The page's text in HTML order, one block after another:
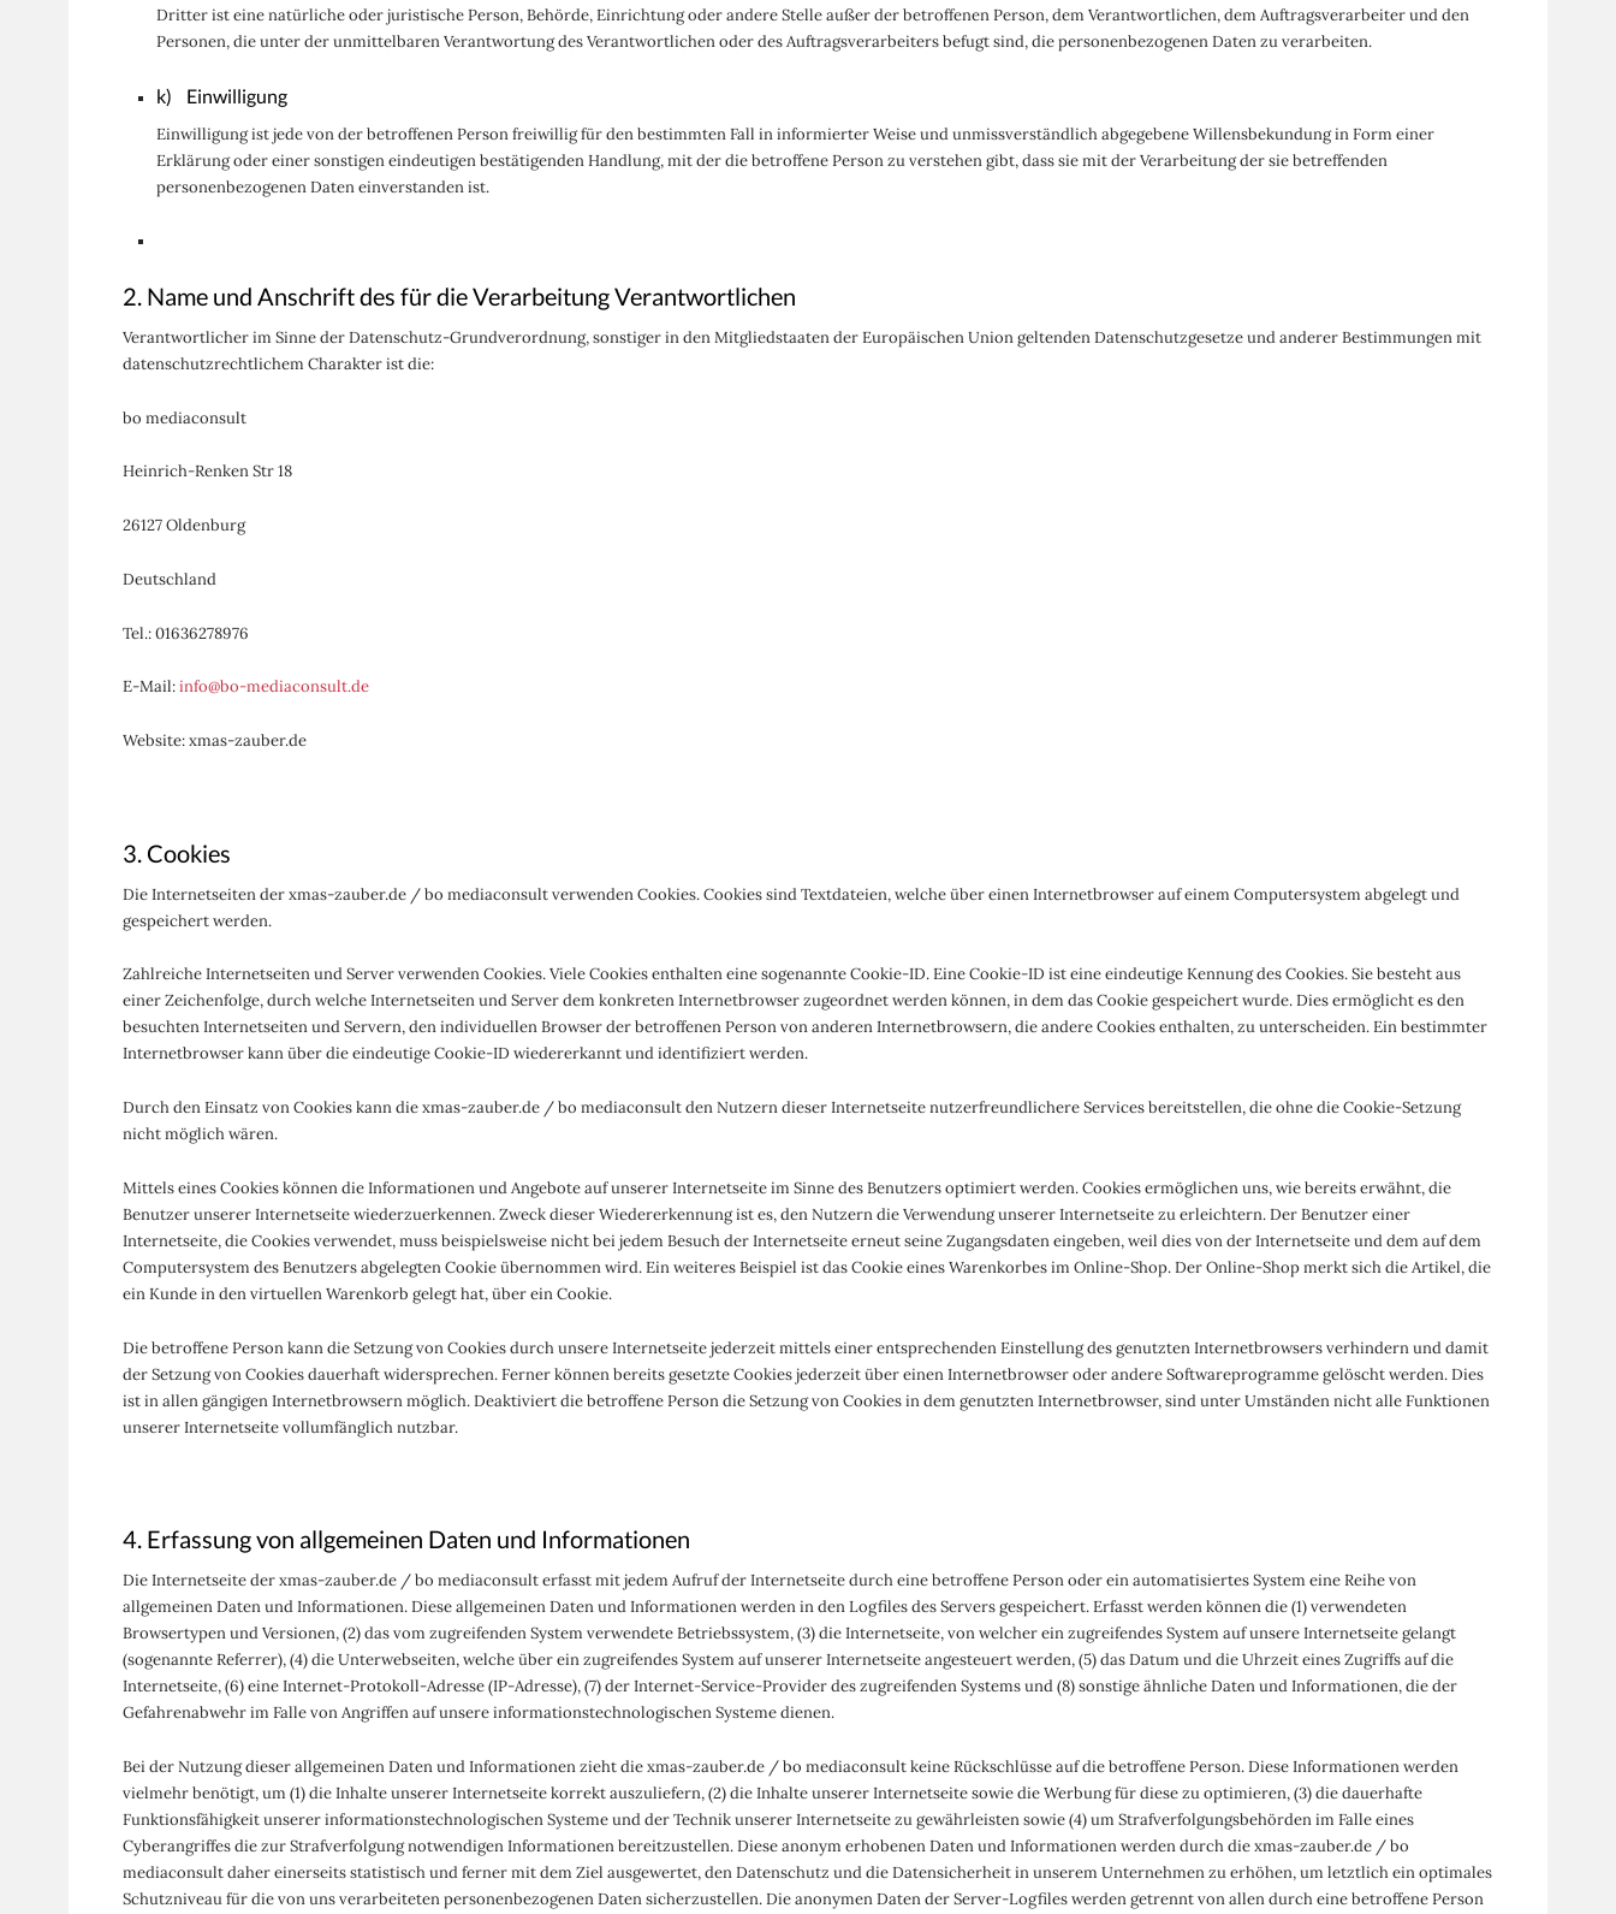
Dritter ist eine natürliche oder juristische Person, Behörde, Einrichtung oder andere Stelle außer der betroffenen Person, dem Verantwortlichen, dem Auftragsverarbeiter und den
Personen, die unter der unmittelbaren Verantwortung des Verantwortlichen oder des Auftragsverarbeiters befugt sind, die personenbezogenen Daten zu verarbeiten.
k) Einwilligung
Einwilligung ist jede von der betroffenen Person freiwillig für den bestimmten Fall in informierter Weise und unmissverständlich abgegebene Willensbekundung in Form einer
Erklärung oder einer sonstigen eindeutigen bestätigenden Handlung, mit der die betroffene Person zu verstehen gibt, dass sie mit der Verarbeitung der sie betreffenden
personenbezogenen Daten einverstanden ist.
2. Name und Anschrift des für die Verarbeitung Verantwortlichen
Verantwortlicher im Sinne der Datenschutz-Grundverordnung, sonstiger in den Mitgliedstaaten der Europäischen Union geltenden Datenschutzgesetze und anderer Bestimmungen mit
datenschutzrechtlichem Charakter ist die:
bo mediaconsult
Heinrich-Renken Str 18
26127 Oldenburg
Deutschland
Tel.: 01636278976
E-Mail:info@bo-mediaconsult.de
Website: xmas-zauber.de
3. Cookies
Die Internetseiten der xmas-zauber.de / bo mediaconsult verwenden Cookies. Cookies sind Textdateien, welche über einen Internetbrowser auf einem Computersystem abgelegt und
gespeichert werden.
Zahlreiche Internetseiten und Server verwenden Cookies. Viele Cookies enthalten eine sogenannte Cookie-ID. Eine Cookie-ID ist eine eindeutige Kennung des Cookies. Sie besteht aus
einer Zeichenfolge, durch welche Internetseiten und Server dem konkreten Internetbrowser zugeordnet werden können, in dem das Cookie gespeichert wurde. Dies ermöglicht es den
besuchten Internetseiten und Servern, den individuellen Browser der betroffenen Person von anderen Internetbrowsern, die andere Cookies enthalten, zu unterscheiden. Ein bestimmter
Internetbrowser kann über die eindeutige Cookie-ID wiedererkannt und identifiziert werden.
Durch den Einsatz von Cookies kann die xmas-zauber.de / bo mediaconsult den Nutzern dieser Internetseite nutzerfreundlichere Services bereitstellen, die ohne die Cookie-Setzung
nicht möglich wären.
Mittels eines Cookies können die Informationen und Angebote auf unserer Internetseite im Sinne des Benutzers optimiert werden. Cookies ermöglichen uns, wie bereits erwähnt, die
Benutzer unserer Internetseite wiederzuerkennen. Zweck dieser Wiedererkennung ist es, den Nutzern die Verwendung unserer Internetseite zu erleichtern. Der Benutzer einer
Internetseite, die Cookies verwendet, muss beispielsweise nicht bei jedem Besuch der Internetseite erneut seine Zugangsdaten eingeben, weil dies von der Internetseite und dem auf dem
Computersystem des Benutzers abgelegten Cookie übernommen wird. Ein weiteres Beispiel ist das Cookie eines Warenkorbes im Online-Shop. Der Online-Shop merkt sich die Artikel, die
ein Kunde in den virtuellen Warenkorb gelegt hat, über ein Cookie.
Die betroffene Person kann die Setzung von Cookies durch unsere Internetseite jederzeit mittels einer entsprechenden Einstellung des genutzten Internetbrowsers verhindern und damit
der Setzung von Cookies dauerhaft widersprechen. Ferner können bereits gesetzte Cookies jederzeit über einen Internetbrowser oder andere Softwareprogramme gelöscht werden. Dies
ist in allen gängigen Internetbrowsern möglich. Deaktiviert die betroffene Person die Setzung von Cookies in dem genutzten Internetbrowser, sind unter Umständen nicht alle Funktionen
unserer Internetseite vollumfänglich nutzbar.
4. Erfassung von allgemeinen Daten und Informationen
Die Internetseite der xmas-zauber.de / bo mediaconsult erfasst mit jedem Aufruf der Internetseite durch eine betroffene Person oder ein automatisiertes System eine Reihe von
allgemeinen Daten und Informationen. Diese allgemeinen Daten und Informationen werden in den Logfiles des Servers gespeichert. Erfasst werden können die (1) verwendeten
Browsertypen und Versionen, (2) das vom zugreifenden System verwendete Betriebssystem, (3) die Internetseite, von welcher ein zugreifendes System auf unsere Internetseite gelangt
(sogenannte Referrer), (4) die Unterwebseiten, welche über ein zugreifendes System auf unserer Internetseite angesteuert werden, (5) das Datum und die Uhrzeit eines Zugriffs auf die
Internetseite, (6) eine Internet-Protokoll-Adresse (IP-Adresse), (7) der Internet-Service-Provider des zugreifenden Systems und (8) sonstige ähnliche Daten und Informationen, die der
Gefahrenabwehr im Falle von Angriffen auf unsere informationstechnologischen Systeme dienen.
Bei der Nutzung dieser allgemeinen Daten und Informationen zieht die xmas-zauber.de / bo mediaconsult keine Rückschlüsse auf die betroffene Person. Diese Informationen werden
vielmehr benötigt, um (1) die Inhalte unserer Internetseite korrekt auszuliefern, (2) die Inhalte unserer Internetseite sowie die Werbung für diese zu optimieren, (3) die dauerhafte
Funktionsfähigkeit unserer informationstechnologischen Systeme und der Technik unserer Internetseite zu gewährleisten sowie (4) um Strafverfolgungsbehörden im Falle eines
Cyberangriffes die zur Strafverfolgung notwendigen Informationen bereitzustellen. Diese anonym erhobenen Daten und Informationen werden durch die xmas-zauber.de / bo
mediaconsult daher einerseits statistisch und ferner mit dem Ziel ausgewertet, den Datenschutz und die Datensicherheit in unserem Unternehmen zu erhöhen, um letztlich ein optimales
Schutzniveau für die von uns verarbeiteten personenbezogenen Daten sicherzustellen. Die anonymen Daten der Server-Logfiles werden getrennt von allen durch eine betroffene Person